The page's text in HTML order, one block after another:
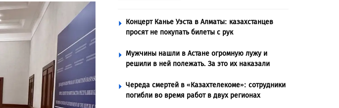
Концерт Канье Уэста в Алматы: казахстанцев
просят не покупать билеты с рук
Мужчины нашли в Астане огромную лужу и
решили в ней полежать. За это их наказали
Череда смертей в «Казахтелекоме»: сотрудники
погибли во время работ в двух регионах